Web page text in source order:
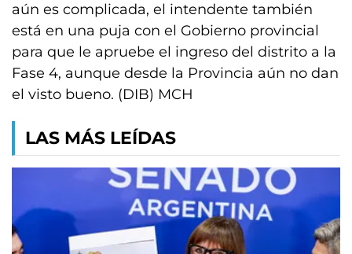
aún es complicada, el intendente también
está en una puja con el Gobierno provincial
para que le apruebe el ingreso del distrito a la
Fase 4, aunque desde la Provincia aún no dan
el visto bueno. (DIB) MCH
LAS MÁS LEÍDAS